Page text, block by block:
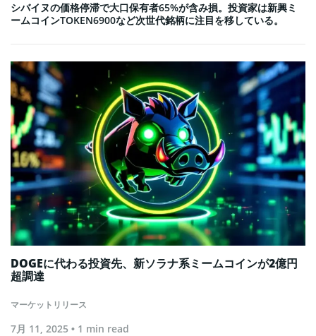
シバイヌの価格停滞で大口保有者65%が含み損。投資家は新興ミ
ームコインTOKEN6900など次世代銘柄に注目を移している。
マーケットリリース
DOGEに代わる投資先、新ソラナ系ミームコインが2億円
超調達
7月 11, 2025 • 1 min read